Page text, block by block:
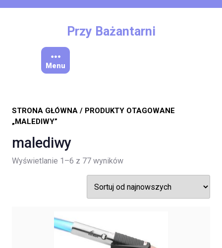
Przy Bażantarni
Menu
STRONA GŁÓWNA / PRODUKTY OTAGOWANE
„MALEDIWY”
malediwy
Wyświetlanie 1–6 z 77 wynikówPosortowane
najnowszych